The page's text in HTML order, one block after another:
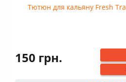
150 грн.